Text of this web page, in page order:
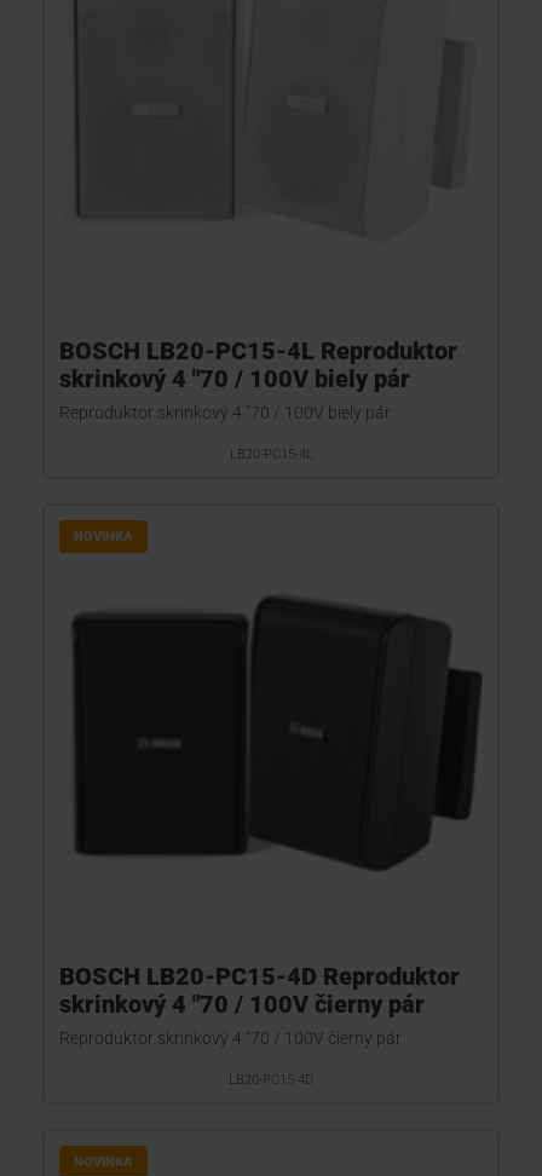
BOSCH LB20-PC15-4L Reproduktor
skrinkový 4 "70 / 100V biely pár
Reproduktor skrinkový 4 "70 / 100V biely pár
LB20-PC15-4L
NOVINKA
BOSCH LB20-PC15-4D Reproduktor
skrinkový 4 "70 / 100V čierny pár
Reproduktor skrinkový 4 "70 / 100V čierny pár
LB20-PC15-4D
NOVINKA